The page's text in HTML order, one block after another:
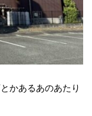
かあるあのあたり